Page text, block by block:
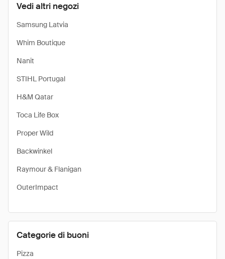
Vedi altri negozi
Samsung Latvia
Whim Boutique
Nanit
STIHL Portugal
H&M Qatar
Toca Life Box
Proper Wild
Backwinkel
Raymour & Flanigan
OuterImpact
Categorie di buoni
Pizza